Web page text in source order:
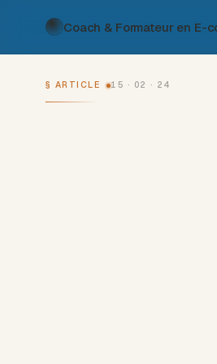
Coach & Formateur en E-
§ ARTICLE 15 · 02 · 24